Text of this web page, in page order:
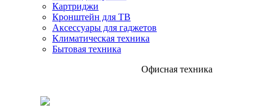
Картриджи
Кронштейн для ТВ
Аксессуары для гаджетов
Климатическая техника
Бытовая техника
Офисная техника